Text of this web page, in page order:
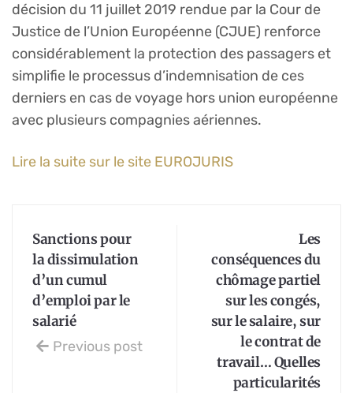
décision du 11 juillet 2019 rendue par la Cour de
Justice de l’Union Européenne (CJUE) renforce
considérablement la protection des passagers et
simplifie le processus d’indemnisation de ces
derniers en cas de voyage hors union européenne
avec plusieurs compagnies aériennes.
Lire la suite sur le site EUROJURIS
Sanctions pour
la dissimulation
d’un cumul
d’emploi par le
salarié
Previous post
Les
conséquences du
chômage partiel
sur les congés,
sur le salaire, sur
le contrat de
travail… Quelles
particularités